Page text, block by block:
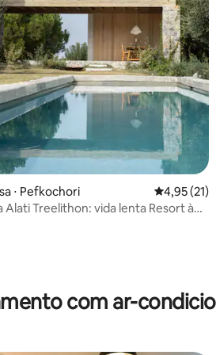
média de 5, 7 avaliações
⋅ Pefkochori 4,95 de
4,95 (21)
Alati Treelithon: vida lenta Resort à
com ar-